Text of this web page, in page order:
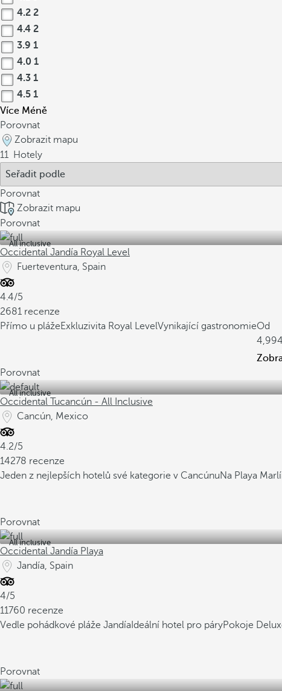
4.2 2
4.4 2
3.9 1
4.0 1
4.3 1
4.5 1
Více Méně
Porovnat
Zobrazit mapu
11 Hotely
Porovnat
Zobrazit mapu
Porovnat
All inclusive
Occidental Jandía Royal Level
Fuerteventura, Spain
4.4/5
2681 recenze
Přímo u plážeExkluzivita Royal LevelVynikající gastronomieOd
4,994
Porovnat
All inclusive
Occidental Tucancún - All Inclusive
Cancún, Mexico
4.2/5
14278 recenze
Jeden z nejlepších hotelů své kategorie v CancúnuNa Playa
Porovnat
All inclusive
Occidental Jandía Playa
Jandía, Spain
4/5
11760 recenze
Vedle pohádkové pláže Jandía Ideální hotel pro páryPokoje
Porovnat